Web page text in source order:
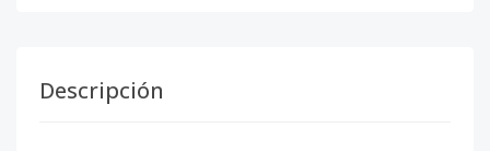
Descripción